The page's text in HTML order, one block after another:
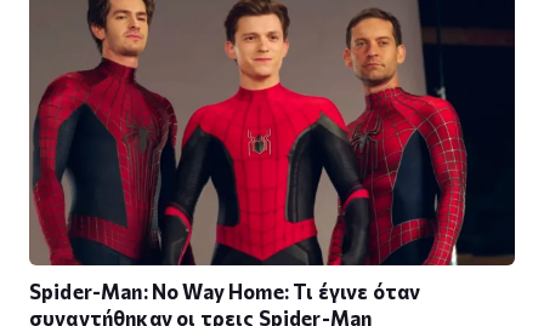
Spider-Man: No Way Home: Τι έγινε όταν
συναντήθηκαν οι τρεις Spider-Man